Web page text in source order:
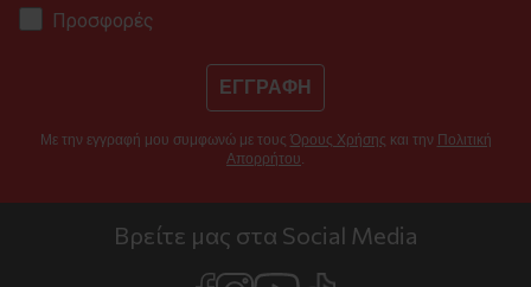
Προσφορές
ΕΓΓΡΑΦΗ
Με την εγγραφή μου συμφωνώ με τους Όρους Χρήσης και την Πολιτική
Απορρήτου.
Βρείτε μας στα Social Media